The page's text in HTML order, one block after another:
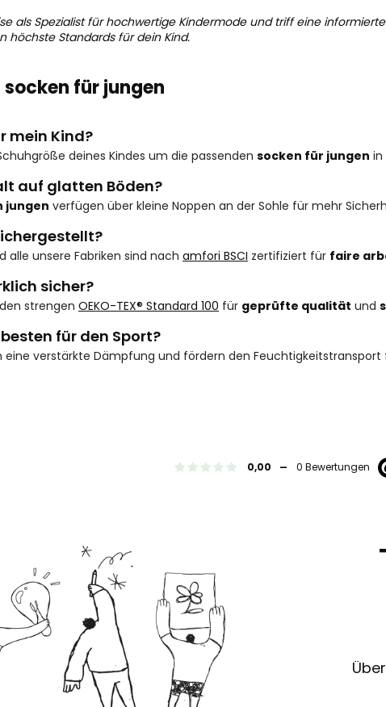
als Spezialist für hochwertige Kindermode und triff eine
höchste Standards für dein Kind.
für jungen
mein Kind?
deines Kindes um die passenden socken für jungen in
auf glatten Böden?
jungen verfügen über kleine Noppen an der Sohle für mehr
unsere Fabriken sind nach amfori BSCI zertifiziert für faire
sicher?
strengen OEKO-TEX® Standard 100 für geprüfte qualität und
für den Sport?
eine verstärkte Dämpfung und fördern den
0,00 - 0 Bewertungen